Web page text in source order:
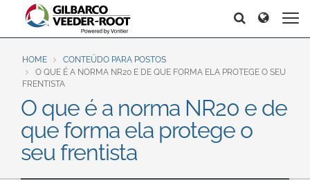
North America
United States
Canada
Español English
Brazil
Europe & CIS
English
Dansk
Magyar
Norsk
Română
Srpski
Search
Search Search
HOME
CONTEÚDO PARA POSTOS
O QUE É A NORMA NR20 E DE QUE FORMA ELA PROTEGE O SEU
FRENTISTA
O que é a norma NR20 e de
que forma ela protege o
seu frentista